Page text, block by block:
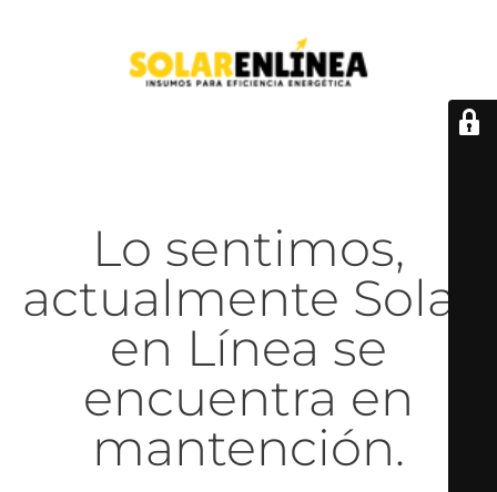
Lo sentimos,
actualmente Solar
en Línea se
encuentra en
mantención.